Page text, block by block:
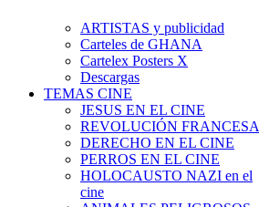
ARTISTAS y publicidad
Carteles de GHANA
Cartelex Posters X
Descargas
TEMAS CINE
JESUS EN EL CINE
REVOLUCIÓN FRANCESA
DERECHO EN EL CINE
PERROS EN EL CINE
HOLOCAUSTO NAZI en el
cine